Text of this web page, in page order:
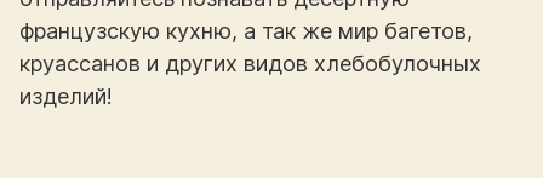
французскую кухню, а так же мир багетов,
круассанов и других видов хлебобулочных
изделий!